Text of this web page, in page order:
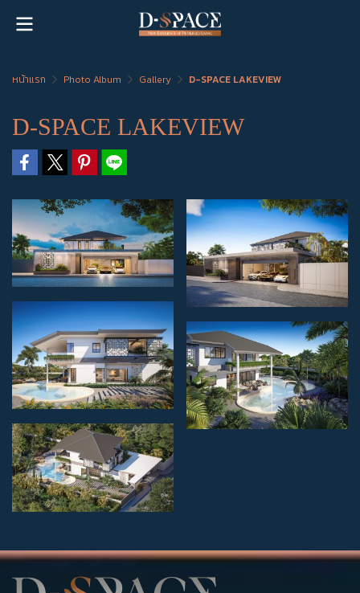
หน้าแรก Photo Album Gallery D-SPACE LAKEVIEW
D-SPACE LAKEVIEW